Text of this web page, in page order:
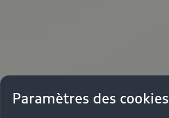
Paramètres des cookies